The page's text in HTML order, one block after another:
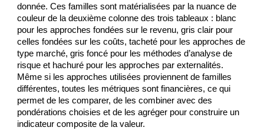
donnée. Ces familles sont matérialisées par la nuance de
couleur de la deuxième colonne des trois tableaux : blanc
pour les approches fondées sur le revenu, gris clair pour
celles fondées sur les coûts, tacheté pour les approches de
type marché, gris foncé pour les méthodes d’analyse de
risque et hachuré pour les approches par externalités.
Même si les approches utilisées proviennent de familles
différentes, toutes les métriques sont financières, ce qui
permet de les comparer, de les combiner avec des
pondérations choisies et de les agréger pour construire un
indicateur composite de la valeur.